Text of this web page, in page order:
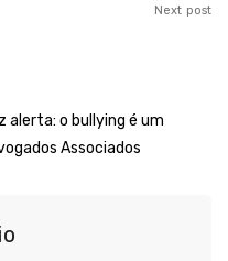
Next post
alerta: o bullying é um
Associados